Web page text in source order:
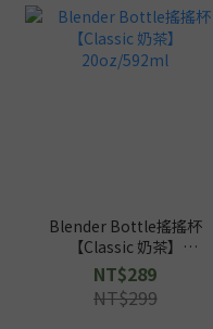
Blender Bottle搖搖杯
【Classic 奶茶】
20oz/592ml
NT$289
NT$299